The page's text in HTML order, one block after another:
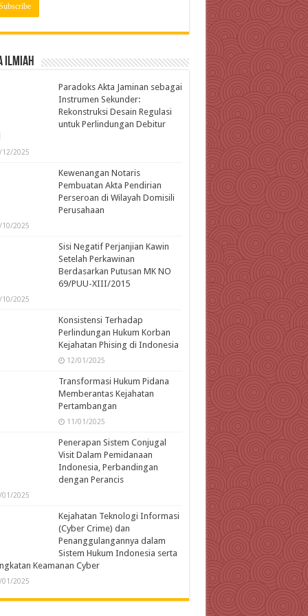
Ilmiah
Paradoks Akta Jaminan sebagai
Instrumen Sekunder:
Rekonstruksi Desain Regulasi
untuk Perlindungan Debitur
12/2025
Kewenangan Notaris
Pembuatan Akta Pendirian
Perseroan di Wilayah Domisili
Perusahaan
10/2025
Sisi Negatif Perjanjian Kawin
Setelah Perkawinan
Berdasarkan Putusan MK NO
69/PUU-XIII/2015
10/2025
Konsistensi Terhadap
Perlindungan Hukum Korban
Kejahatan Phising di Indonesia
12/01/2025
Transformasi Hukum Pidana
Memberantas Kejahatan
Pertambangan
11/01/2025
Penerapan Sistem Conjugal
Visit Dalam Pemidanaan
Indonesia, Perbandingan
dengan Perancis
01/2025
Kejahatan Teknologi Informasi
(Cyber Crime) dan
Penanggulangannya dalam
Sistem Hukum Indonesia serta
Keamanan Cyber
01/2025